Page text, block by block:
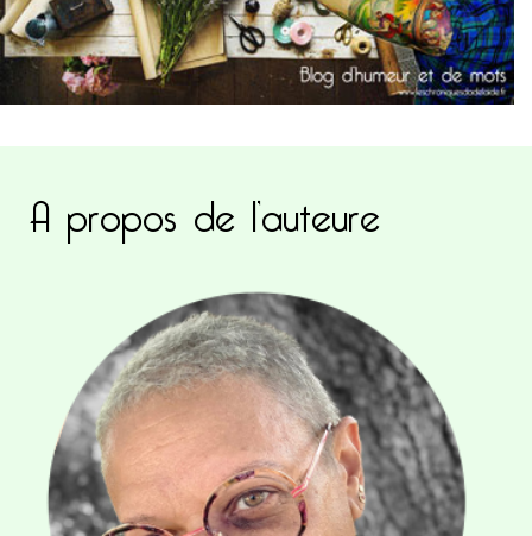
A propos de l’auteure